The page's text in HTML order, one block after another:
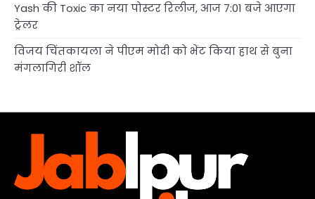
Yash की Toxic का नया पोस्टर रिलीज, आज 7:01 बजे आएगा
ट्रेलर
विजय चिंतकायला ने पीएम मोदी को भेंट किया हाथ से बुना
मंगलागिरी शॉल